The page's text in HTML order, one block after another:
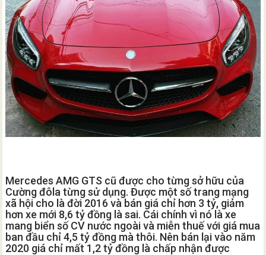
Mercedes AMG GTS cũ được cho từng sở hữu của
Cường đôla từng sử dụng. Được một số trang mạng
xã hội cho là đời 2016 và bán giá chỉ hơn 3 tỷ, giảm
hơn xe mới 8,6 tỷ đồng là sai. Cái chính vì nó là xe
mang biển số CV nước ngoài và miễn thuế với giá mua
ban đầu chỉ 4,5 tỷ đồng mà thôi. Nên bán lại vào năm
2020 giá chỉ mất 1,2 tỷ đồng là chấp nhận được